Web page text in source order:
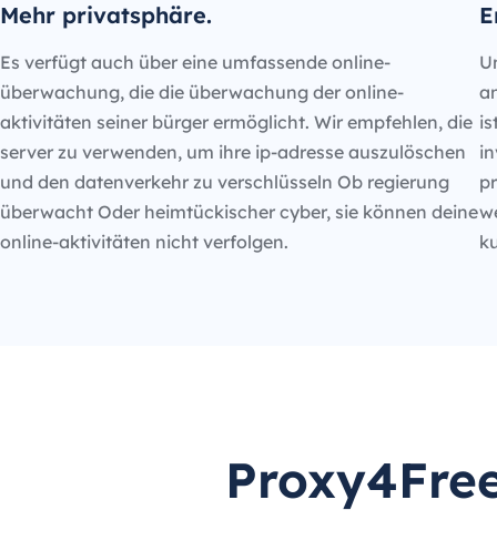
Mehr privatsphäre.
Es verfügt auch über eine umfassende online-
überwachung, die die überwachung der online-
aktivitäten seiner bürger ermöglicht. Wir empfehlen, die
server zu verwenden, um ihre ip-adresse auszulöschen
und den datenverkehr zu verschlüsseln Ob regierung
überwacht Oder heimtückischer cyber, sie können deine
online-aktivitäten nicht verfolgen.